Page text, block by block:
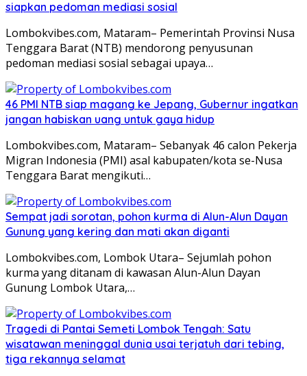
siapkan pedoman mediasi sosial
Lombokvibes.com, Mataram– Pemerintah Provinsi Nusa
Tenggara Barat (NTB) mendorong penyusunan
pedoman mediasi sosial sebagai upaya…
46 PMI NTB siap magang ke Jepang, Gubernur ingatkan
jangan habiskan uang untuk gaya hidup
Lombokvibes.com, Mataram– Sebanyak 46 calon Pekerja
Migran Indonesia (PMI) asal kabupaten/kota se-Nusa
Tenggara Barat mengikuti…
Sempat jadi sorotan, pohon kurma di Alun-Alun Dayan
Gunung yang kering dan mati akan diganti
Lombokvibes.com, Lombok Utara– Sejumlah pohon
kurma yang ditanam di kawasan Alun-Alun Dayan
Gunung Lombok Utara,…
Tragedi di Pantai Semeti Lombok Tengah: Satu
wisatawan meninggal dunia usai terjatuh dari tebing,
tiga rekannya selamat